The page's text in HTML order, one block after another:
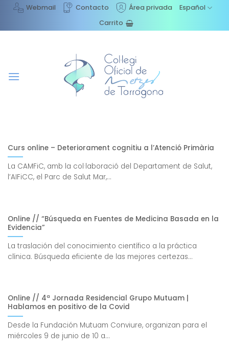
Saltar
contenido
Webmail Contacto Área privada
Español
Carrito
Curs online – Deteriorament cognitiu a l’Atenció Primària
La CAMFiC, amb la col·laboració del Departament de Salut,
l’AIFiCC, el Parc de Salut Mar,...
Online // “Búsqueda en Fuentes de Medicina Basada en la
Evidencia”
La traslación del conocimiento científico a la práctica
clínica. Búsqueda eficiente de las mejores certezas...
Online // 4ª Jornada Residencial Grupo Mutuam |
Hablamos en positivo de la Covid
Desde la Fundación Mutuam Conviure, organizan para el
miércoles 9 de junio de 10 a...